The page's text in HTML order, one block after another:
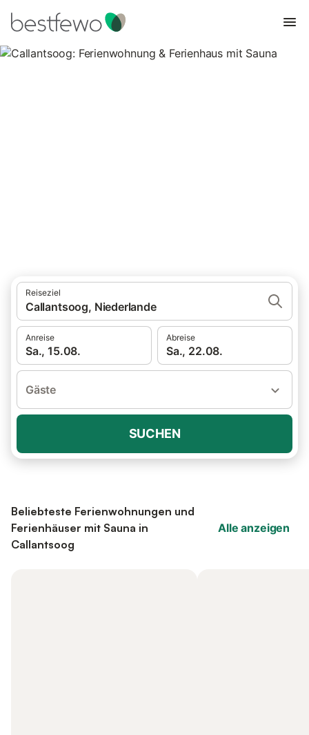
Reiseziel
Callantsoog, Niederlande
Anreise
Sa., 15.08.
Abreise
Sa., 22.08.
Gäste
SUCHEN
Beliebteste Ferienwohnungen und
Ferienhäuser mit Sauna in
Callantsoog
Alle anzeigen